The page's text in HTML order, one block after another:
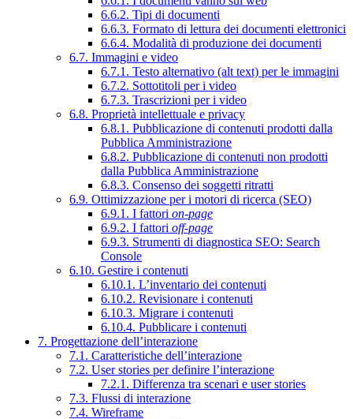
6.6.2. Tipi di documenti
6.6.3. Formato di lettura dei documenti elettronici
6.6.4. Modalità di produzione dei documenti
6.7. Immagini e video
6.7.1. Testo alternativo (alt text) per le immagini
6.7.2. Sottotitoli per i video
6.7.3. Trascrizioni per i video
6.8. Proprietà intellettuale e privacy
6.8.1. Pubblicazione di contenuti prodotti dalla
Pubblica Amministrazione
6.8.2. Pubblicazione di contenuti non prodotti
dalla Pubblica Amministrazione
6.8.3. Consenso dei soggetti ritratti
6.9. Ottimizzazione per i motori di ricerca (SEO)
6.9.1. I fattori on-page
6.9.2. I fattori off-page
6.9.3. Strumenti di diagnostica SEO: Search
Console
6.10. Gestire i contenuti
6.10.1. L’inventario dei contenuti
6.10.2. Revisionare i contenuti
6.10.3. Migrare i contenuti
6.10.4. Pubblicare i contenuti
7. Progettazione dell’interazione
7.1. Caratteristiche dell’interazione
7.2. User stories per definire l’interazione
7.2.1. Differenza tra scenari e user stories
7.3. Flussi di interazione
7.4. Wireframe